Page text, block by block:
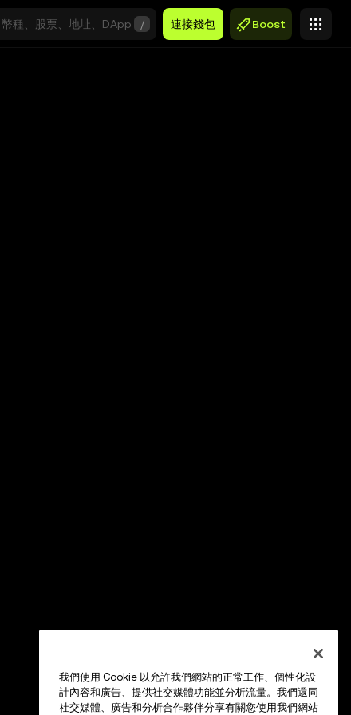
/ 連接錢包 Boost
我們使用 Cookie 以允許我們網站的正常工作、個性化設
計內容和廣告、提供社交媒體功能並分析流量。我們還同
社交媒體、廣告和分析合作夥伴分享有關您使用我們網站